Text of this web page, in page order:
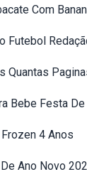
Com
Futebol
Quantas
Bebe Festa De
4 Anos
Ano Novo